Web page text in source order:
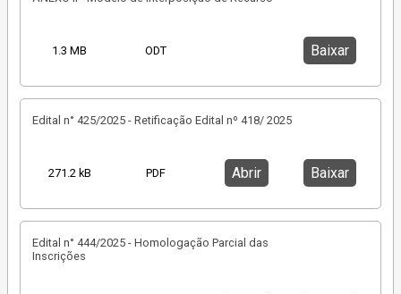
1.3 MB ODT Baixar
Edital n° 425/2025 - Retificação Edital nº 418/ 2025
271.2 kB PDF Abrir Baixar
Edital n° 444/2025 - Homologação Parcial das
Inscrições